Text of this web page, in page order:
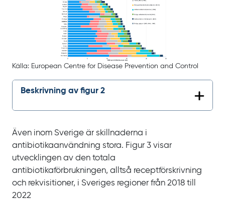
Källa: European Centre for Disease Prevention and Control
Beskrivning av figur 2
Även inom Sverige är skillnaderna i
antibiotikaanvändning stora. Figur 3 visar
utvecklingen av den totala
antibiotikaförbrukningen, alltså receptförskrivning
och rekvisitioner, i Sveriges regioner från 2018 till
2022